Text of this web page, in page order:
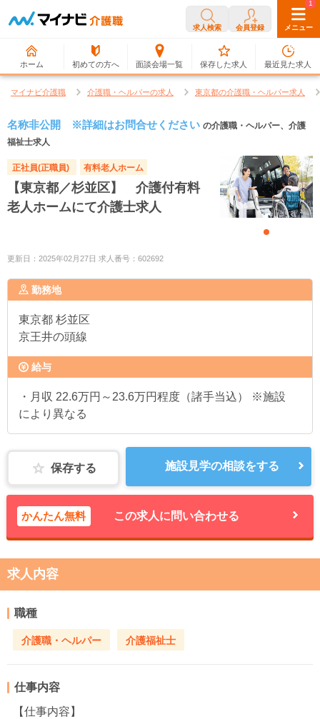
求人検索 会員登録 メニュー
ホーム 初めての方へ 面談会場一覧
0
保存した求人
1
最近見た求人
マイナビ介護職 介護職・ヘルパーの求人 東京都の介護職・ヘルパー求人
名称非公開 ※詳細はお問合せください の介護職・ヘルパー、介護
福祉士求人
正社員(正職員) 有料老人ホーム
【東京都／杉並区】 介護付有料
老人ホームにて介護士求人
更新日：2025年02月27日 求人番号：602692
勤務地
東京都 杉並区
京王井の頭線
給与
・月収 22.6万円～23.6万円程度（諸手当込） ※施設
により異なる
保存する 施設見学の相談をする
かんたん無料 この求人に問い合わせる
求人内容
職種
介護職・ヘルパー 介護福祉士
仕事内容
【仕事内容】